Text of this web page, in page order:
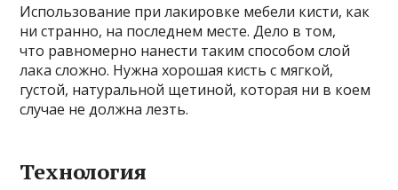
Использование при лакировке мебели кисти, как
ни странно, на последнем месте. Дело в том,
что равномерно нанести таким способом слой
лака сложно. Нужна хорошая кисть с мягкой,
густой, натуральной щетиной, которая ни в коем
случае не должна лезть.
Технология